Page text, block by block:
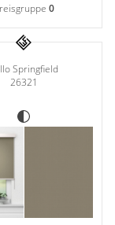
0
Springfield
26321